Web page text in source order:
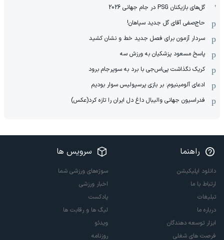
گل‌های بازیکنان PSG در جام جهانی 2026
حاج‌صفی آقای گل جدید سپاهان!
سردار آزمون برای فصل جدید خط و نشان کشید
پاسخ مسعود پزشکیان به ورزش سه
کریک نگذاشت پی‌اس‌جی با برد به سوپرجام برود
ادعای آلومینیوم: بر بازی پرسپولیس سوار بودیم
فدراسیون جهانی والیبال داغ دل ایران را تازه کرد(عکس)
راهنما
دانلود اپلیکیشن
ارتباط با ما
تبلیغات
درباره ما
ابزار توسعه دهندگان
فرصت های شغلی
سرویس ها
سوژه‌های ورزشی شما
اخبار ورزشی
پادکست
لیگ ها و رقابت ها
ویدئو
روزنامه